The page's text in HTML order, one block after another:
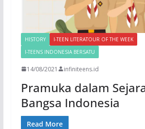
HISTORY
I-TEEN LITERATOUR OF THE WEEK
I-TEENS INDONESIA BERSATU
14/08/2021 infiniteens.id
Pramuka dalam
Bangsa Indonesia
Read More